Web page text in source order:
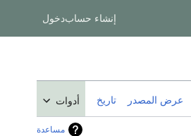
إنشاء حسابدخول
عرض المصدر تاريخ أدوات
مساعدة